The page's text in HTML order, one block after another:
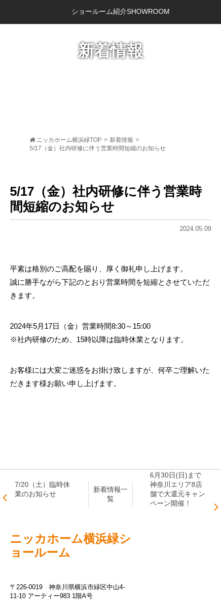
ショールーム紹介SHOWROOM
新着情報
ニッカホーム横浜緑TOP > 新着情報 >
5/17（金）社内研修に伴う営業時間短縮のお知らせ
5/17（金）社内研修に伴う営業時
間短縮のお知らせ
2024.05.09
平素は格別のご高配を賜り、厚く御礼申し上げます。
誠に勝手ながら下記のとおり営業時間を短縮とさせていただ
きます。
2024年5月17日（金）営業時間8:30～15:00
※社内研修のため、15時以降は臨時休業となります。
お客様には大変ご迷惑をお掛け致しますが、何卒ご理解いた
だきます様お願い申し上げます。
7/20（土）臨時休
業のお知らせ
6月30日(日)まで
神奈川エリア8店
舗で大還元キャン
ペーン開催！
新着情報一
覧
ニッカホーム横浜緑シ
ョールーム
〒226-0019 神奈川県横浜市緑区中山4-
11-10 アーティー983 1階A号